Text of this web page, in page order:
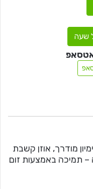
שעה
מודרך, אוזן קשבת
– תמיכה באמצעות זום